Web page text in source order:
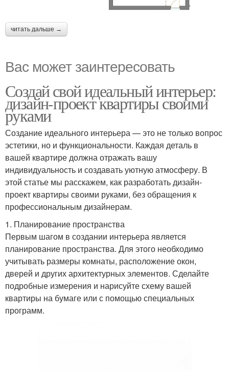
читать дальше →
Вас может заинтересовать
Создай свой идеальный интерьер:
дизайн-проект квартиры своими
руками
Создание идеального интерьера — это не только вопрос
эстетики, но и функциональности. Каждая деталь в
вашей квартире должна отражать вашу
индивидуальность и создавать уютную атмосферу. В
этой статье мы расскажем, как разработать дизайн-
проект квартиры своими руками, без обращения к
профессиональным дизайнерам.
1. Планирование пространства
Первым шагом в создании интерьера является
планирование пространства. Для этого необходимо
учитывать размеры комнаты, расположение окон,
дверей и других архитектурных элементов. Сделайте
подробные измерения и нарисуйте схему вашей
квартиры на бумаге или с помощью специальных
программ.